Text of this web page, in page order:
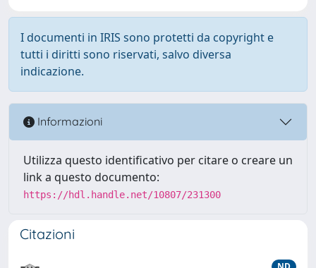
I documenti in IRIS sono protetti da copyright e
tutti i diritti sono riservati, salvo diversa
indicazione.
Informazioni
Utilizza questo identificativo per citare o creare un
link a questo documento:
https://hdl.handle.net/10807/231300
Citazioni